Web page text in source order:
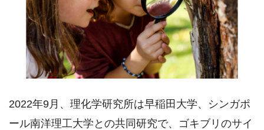
2022年9月、理化学研究所は早稲田大学、シンガポ
ール南洋理工大学との共同研究で、ゴキブリのサイ